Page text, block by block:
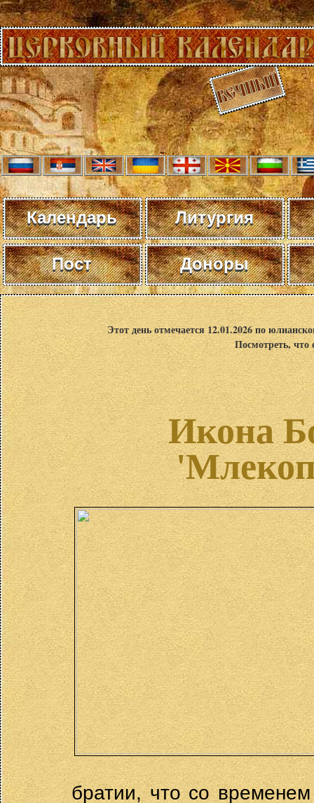
Календарь Литургия
Пост Доноры
Этот день отмечается 12.01.2026 по
Посмотреть,
Икона
братии, что со